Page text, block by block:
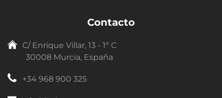
Contacto
C/ Enrique Villar, 13 - 1º C
30008 Murcia, España
+34 968 900 325